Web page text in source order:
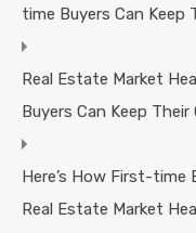
time Buyers Can Keep
Real Estate Market
Buyers Can Keep Their
Here’s How First-time
Real Estate Market